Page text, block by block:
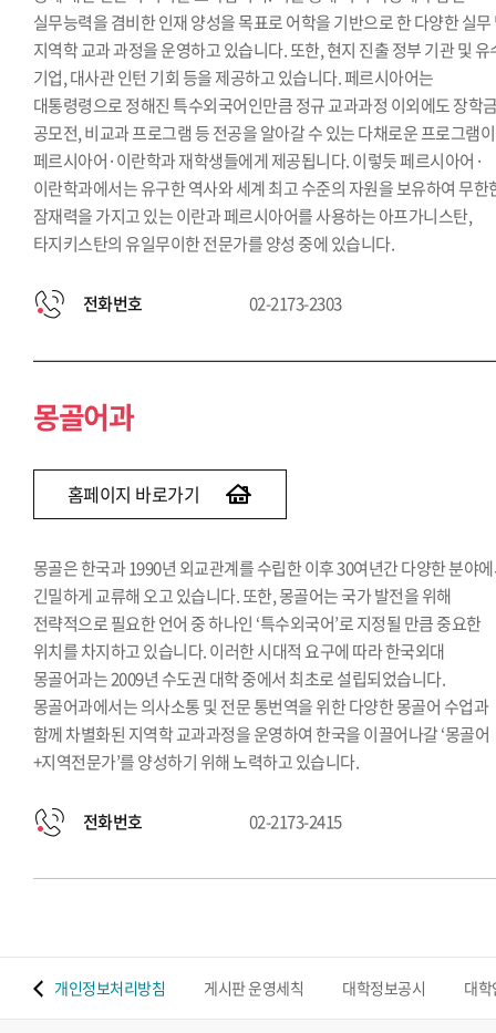
실무능력을 겸비한 인재 양성을 목표로 어학을 기반으로 한 다양한 실무
지역학 교과 과정을 운영하고 있습니다. 또한, 현지 진출 정부 기관 및 유
기업, 대사관 인턴 기회 등을 제공하고 있습니다. 페르시아어는
대통령령으로 정해진 특수외국어인만큼 정규 교과과정 이외에도 장학
공모전, 비교과 프로그램 등 전공을 알아갈 수 있는 다채로운 프로그램이
페르시아어·이란학과 재학생들에게 제공됩니다. 이렇듯 페르시아어·
이란학과에서는 유구한 역사와 세계 최고 수준의 자원을 보유하여 무한
잠재력을 가지고 있는 이란과 페르시아어를 사용하는 아프가니스탄,
타지키스탄의 유일무이한 전문가를 양성 중에 있습니다.
전화번호 02-2173-2303
몽골어과
홈페이지 바로가기
몽골은 한국과 1990년 외교관계를 수립한 이후 30여년간 다양한 분야
긴밀하게 교류해 오고 있습니다. 또한, 몽골어는 국가 발전을 위해
전략적으로 필요한 언어 중 하나인 ‘특수외국어’로 지정될 만큼 중요한
위치를 차지하고 있습니다. 이러한 시대적 요구에 따라 한국외대
몽골어과는 2009년 수도권 대학 중에서 최초로 설립되었습니다.
몽골어과에서는 의사소통 및 전문 통번역을 위한 다양한 몽골어 수업과
함께 차별화된 지역학 교과과정을 운영하여 한국을 이끌어나갈 ‘몽골어
+지역전문가’를 양성하기 위해 노력하고 있습니다.
전화번호 02-2173-2415
개인정보처리방침 게시판 운영세칙 대학정보공시 대